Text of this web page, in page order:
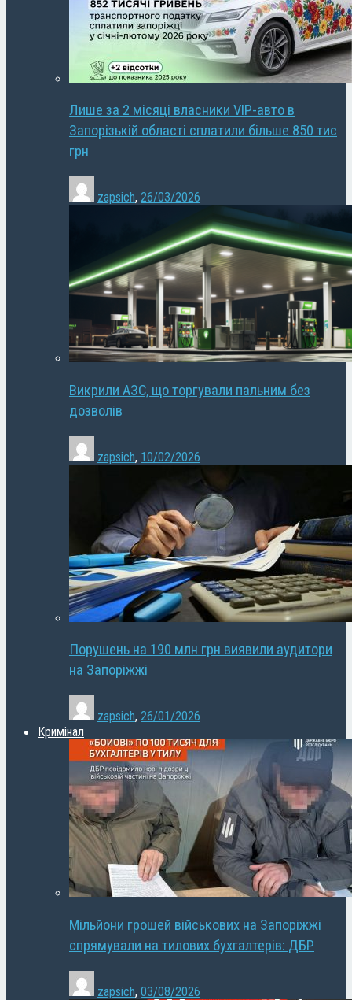
Лише за 2 місяці власники VIP-авто в
Запорізькій області сплатили більше 850 тис
грн
zapsich, 26/03/2026
Викрили АЗС, що торгували пальним без
дозволів
zapsich, 10/02/2026
Порушень на 190 млн грн виявили аудитори
на Запоріжжі
zapsich, 26/01/2026
Кримінал
Мільйони грошей військових на Запоріжжі
спрямували на тилових бухгалтерів: ДБР
zapsich, 03/08/2026